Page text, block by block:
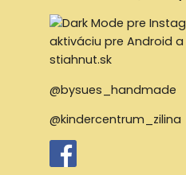
@bysues_handmade
@kindercentrum_zilina